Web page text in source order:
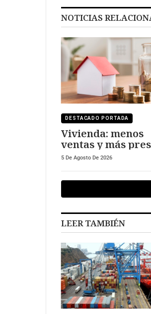
NOTICIAS
DESTACADO PORTADA
Vivienda: menos
ventas y más
sobre los precios
5 De Agosto De 2026
LEER TAMBIÉN